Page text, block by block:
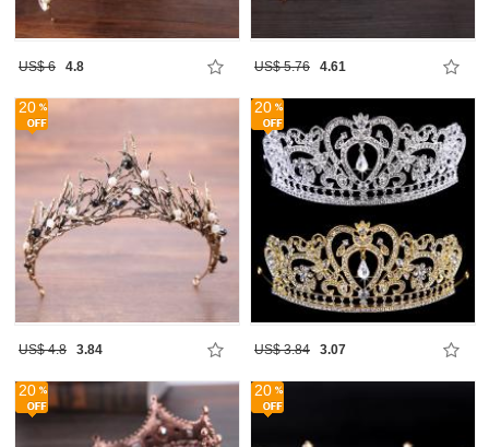
US$ 6 4.8 US$ 5.76 4.61
20
US$ 4.8 3.84
20
US$ 3.84 3.07
20 20